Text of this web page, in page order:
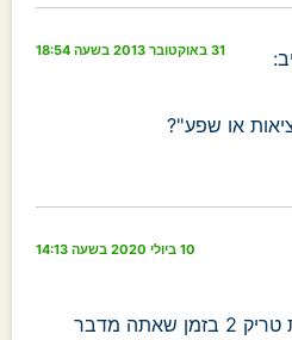
31 באוקטובר 2013 בשעה 18:54
או שפע"?
10 ביולי 2020 בשעה 14:13
מדבר